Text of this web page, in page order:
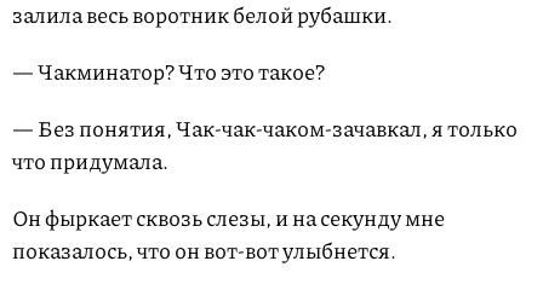
залила весь воротник белой рубашки.
— Чакминатор? Что это такое?
— Без понятия, Чак-чак-чаком-зачавкал, я только
что придумала.
Он фыркает сквозь слезы, и на секунду мне
показалось, что он вот-вот улыбнется.